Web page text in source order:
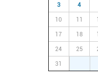
3 4
10 11
17 18
24 25
31